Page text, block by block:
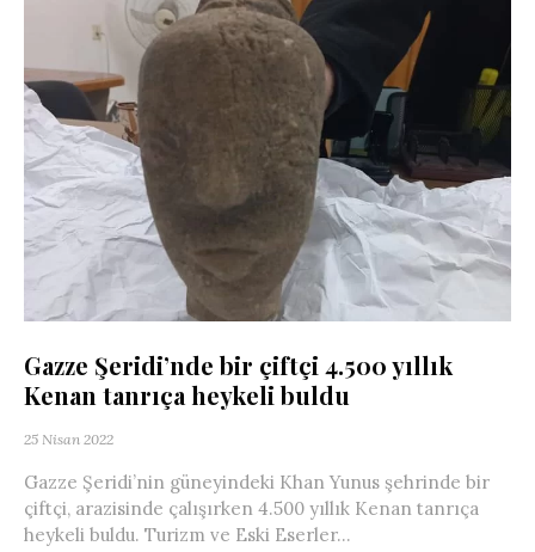
Gazze Şeridi’nde bir çiftçi 4.500 yıllık
Kenan tanrıça heykeli buldu
25 Nisan 2022
Gazze Şeridi’nin güneyindeki Khan Yunus şehrinde bir
çiftçi, arazisinde çalışırken 4.500 yıllık Kenan tanrıça
heykeli buldu. Turizm ve Eski Eserler...